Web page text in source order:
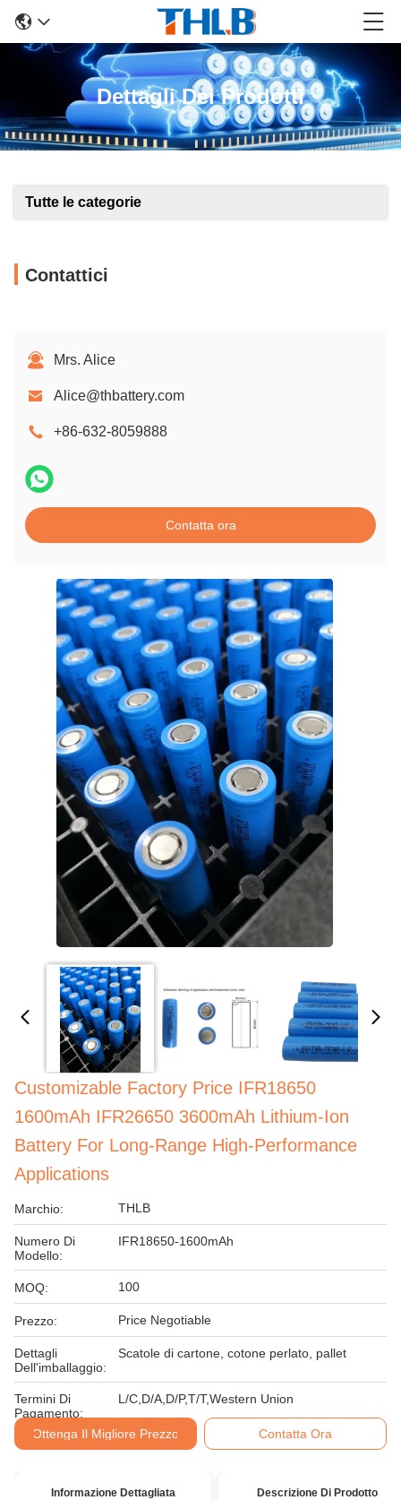
Dettagli Dei Prodotti
Tutte le categorie
Contattici
Mrs. Alice
Alice@thbattery.com
+86-632-8059888
Contatta ora
Customizable Factory Price IFR18650
1600mAh IFR26650 3600mAh Lithium-Ion
Battery For Long-Range High-Performance
Applications
Marchio: THLB
Numero Di
Modello:
IFR18650-1600mAh
MOQ: 100
Prezzo: Price Negotiable
Dettagli
Dell'imballaggio:
Scatole di cartone, cotone perlato, pallet
Termini Di
Pagamento:
L/C,D/A,D/P,T/T,Western Union
Ottenga Il Migliore Prezzo Contatta Ora
Informazione Dettagliata Descrizione Di Prodotto